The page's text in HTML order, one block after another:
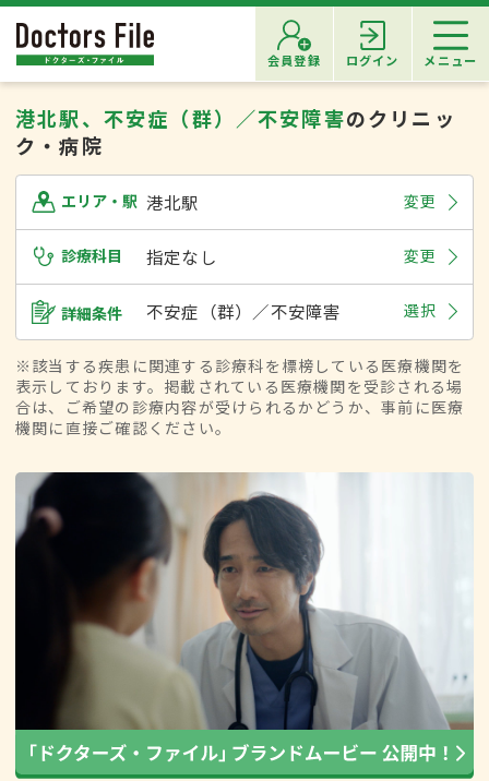
会員登録 ログイン メニュー
港北駅、不安症（群）／不安障害のクリニッ
ク・病院
エリア・駅 港北駅 変更
診療科目 指定なし 変更
詳細条件 不安症（群）／不安障害 選択
※該当する疾患に関連する診療科を標榜している医療機関を
表示しております。掲載されている医療機関を受診される場
合は、ご希望の診療内容が受けられるかどうか、事前に医療
機関に直接ご確認ください。